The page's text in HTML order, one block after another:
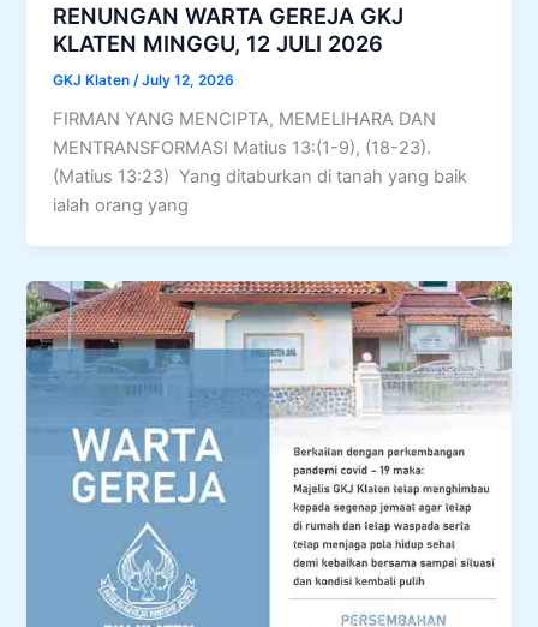
RENUNGAN WARTA GEREJA GKJ
KLATEN MINGGU, 12 JULI 2026
GKJ Klaten /July 12, 2026
FIRMAN YANG MENCIPTA, MEMELIHARA DAN
MENTRANSFORMASI Matius 13:(1-9), (18-23).
(Matius 13:23) Yang ditaburkan di tanah yang baik
ialah orang yang